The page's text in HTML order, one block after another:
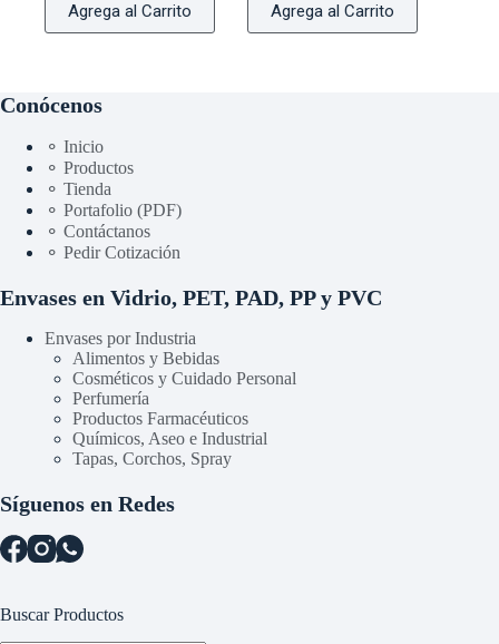
Agrega al Carrito Agrega al Carrito
Conócenos
⚬ Inicio
⚬ Productos
⚬ Tienda
⚬ Portafolio (PDF)
⚬ Contáctanos
⚬ Pedir Cotización
Envases en Vidrio, PET, PAD, PP y PVC
Envases por Industria
Alimentos y Bebidas
Cosméticos y Cuidado Personal
Perfumería
Productos Farmacéuticos
Químicos, Aseo e Industrial
Tapas, Corchos, Spray
Síguenos en Redes
Buscar Productos